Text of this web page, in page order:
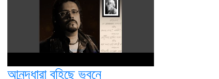
আনন্দধারা বহিছে ভুবনে